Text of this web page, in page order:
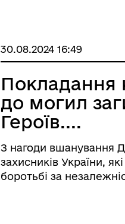
30.08.2024 16:49
Покладання
до могил
Героїв....
З нагоди вшанування
захисників України,
боротьбі за